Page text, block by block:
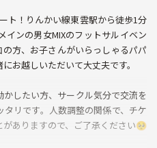
ト！りんかい線東雲駅から徒歩1分
インの男女MIXのフットサルイベン
方、お子さんがいらっしゃるパパ
お越しいただいて大丈夫です。
したい方、サークル気分で交流を
リです。人数調整の関係で、チケ
ありますので、ご了承ください🥺